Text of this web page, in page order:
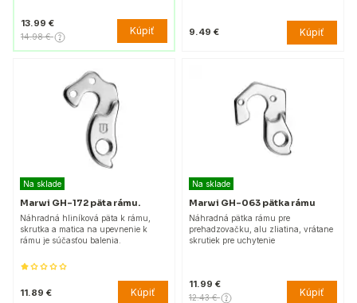
13.99 €
14.98 € Kúpiť 9.49 € Kúpiť
Na sklade
Marwi GH-172 päta rámu.
Náhradná hliníková päta k rámu,
skrutka a matica na upevnenie k
rámu je súčasťou balenia.
11.89 € Kúpiť
Na sklade
Marwi GH-063 pätka rámu
Náhradná pätka rámu pre
prehadzovačku, alu zliatina, vrátane
skrutiek pre uchytenie
11.99 €
12.43 € Kúpiť